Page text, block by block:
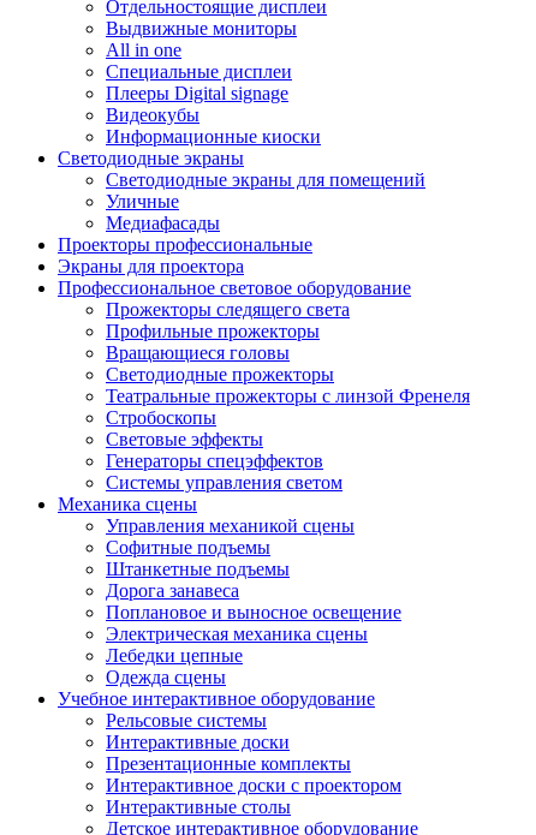
Отдельностоящие дисплеи
Выдвижные мониторы
All in one
Специальные дисплеи
Плееры Digital signage
Видеокубы
Информационные киоски
Светодиодные экраны
Светодиодные экраны для помещений
Уличные
Медиафасады
Проекторы профессиональные
Экраны для проектора
Профессиональное световое оборудование
Прожекторы следящего света
Профильные прожекторы
Вращающиеся головы
Светодиодные прожекторы
Театральные прожекторы с линзой Френеля
Стробоскопы
Световые эффекты
Генераторы спецэффектов
Системы управления светом
Механика сцены
Управления механикой сцены
Софитные подъемы
Штанкетные подъемы
Дорога занавеса
Поплановое и выносное освещение
Электрическая механика сцены
Лебедки цепные
Одежда сцены
Учебное интерактивное оборудование
Рельсовые системы
Интерактивные доски
Презентационные комплекты
Интерактивное доски с проектором
Интерактивные столы
Детское интерактивное оборудование